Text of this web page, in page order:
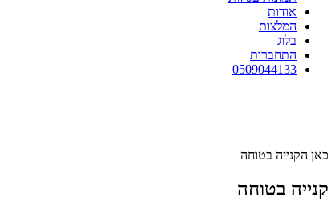
אודות
המלצות
בלוג
התחברות
0509044133
כאן הקנייה בטוחה
קנייה בטוחה